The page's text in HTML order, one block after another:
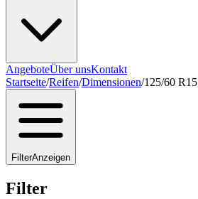
AngeboteÜber unsKontakt
Startseite/Reifen/Dimensionen/125/60 R15
FilterAnzeigen
Filter